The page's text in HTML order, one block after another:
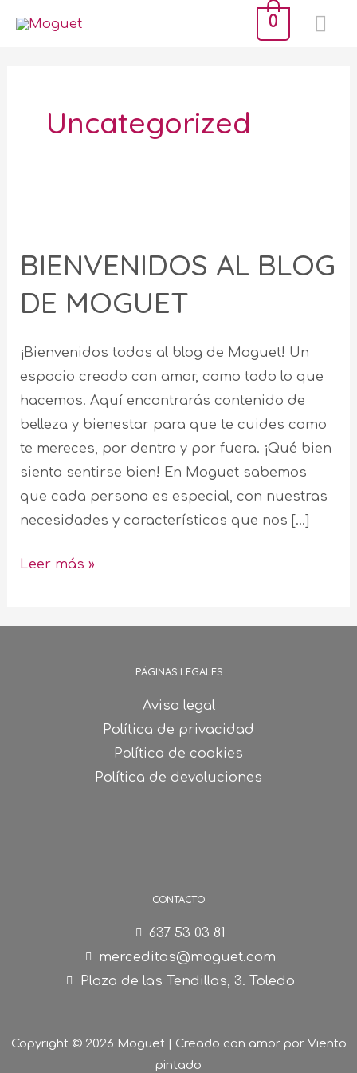
0
Uncategorized
BIENVENIDOS AL BLOG
DE MOGUET
¡Bienvenidos todos al blog de Moguet! Un
espacio creado con amor, como todo lo que
hacemos. Aquí encontrarás contenido de
belleza y bienestar para que te cuides como
te mereces, por dentro y por fuera. ¡Qué bien
sienta sentirse bien! En Moguet sabemos
que cada persona es especial, con nuestras
necesidades y características que nos […]
BLOG
MOGUET
Leer más »
CONTACTO
637 53 03 81
merceditas@moguet.com
Plaza de las Tendillas, 3. Toledo
PÁGINAS LEGALES
Aviso legal
Política de privacidad
Política de cookies
Política de devoluciones
Copyright © 2026 Moguet | Creado con amor por Viento
pintado